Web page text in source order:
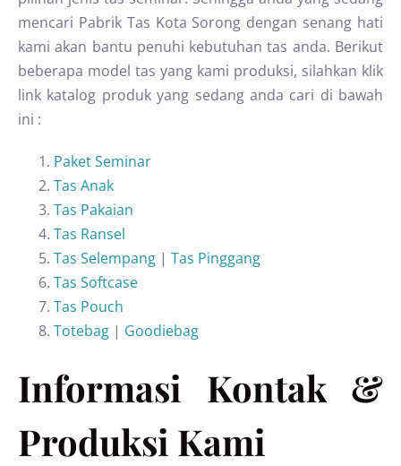
mencari Pabrik Tas Kota Sorong dengan senang hati
kami akan bantu penuhi kebutuhan tas anda. Berikut
beberapa model tas yang kami produksi, silahkan klik
link katalog produk yang sedang anda cari di bawah
ini :
Paket Seminar
Tas Anak
Tas Pakaian
Tas Ransel
Tas Selempang | Tas Pinggang
Tas Softcase
Tas Pouch
Totebag | Goodiebag
Informasi Kontak &
Produksi Kami